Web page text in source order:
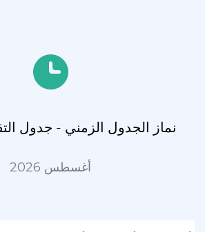
نماز الجدول الزمني - جدول
أغسطس 2026